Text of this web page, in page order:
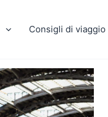
Consigli di viaggio